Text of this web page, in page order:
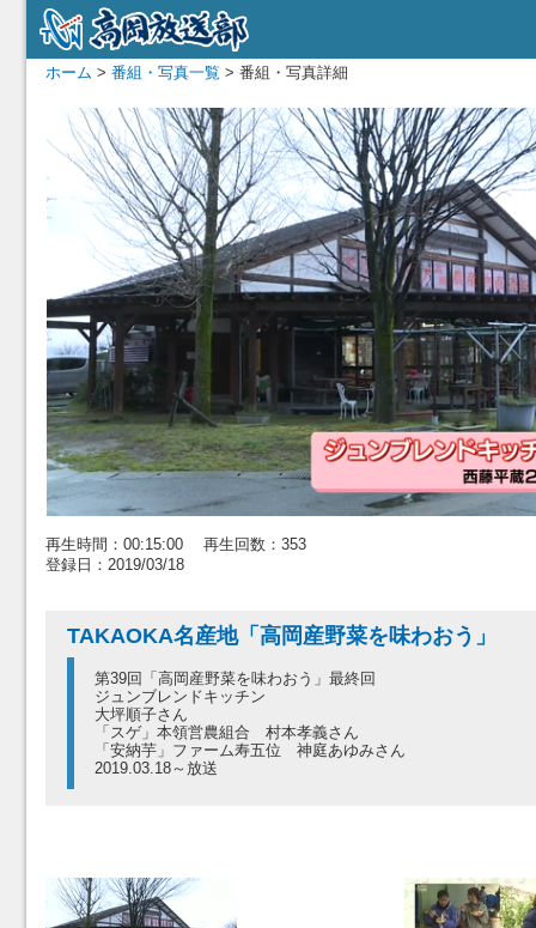
ホーム > 番組・写真一覧 > 番組・写真詳細
再生時間：00:15:00 再生回数：353
登録日：2019/03/18
TAKAOKA名産地「高岡産野菜を味わおう」
第39回「高岡産野菜を味わおう」最終回
ジュンブレンドキッチン
大坪順子さん
「スゲ」本領営農組合 村本孝義さん
「安納芋」ファーム寿五位 神庭あゆみさん
2019.03.18～放送